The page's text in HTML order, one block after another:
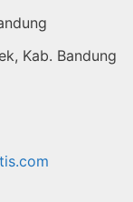
Kab. Bandung